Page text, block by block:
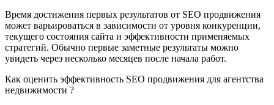
Время достижения первых результатов от SEO продвижения
может варьироваться в зависимости от уровня конкуренции,
текущего состояния сайта и эффективности применяемых
стратегий. Обычно первые заметные результаты можно
увидеть через несколько месяцев после начала работ.
Как оценить эффективность SEO продвижения для агентства
недвижимости ?